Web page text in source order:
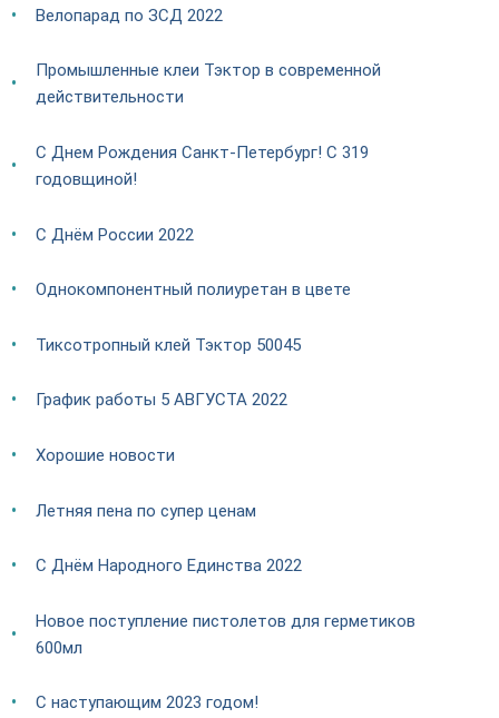
Велопарад по ЗСД 2022
Промышленные клеи Тэктор в современной
действительности
С Днем Рождения Санкт-Петербург! С 319
годовщиной!
С Днём России 2022
Однокомпонентный полиуретан в цвете
Тиксотропный клей Тэктор 50045
График работы 5 АВГУСТА 2022
Хорошие новости
Летняя пена по супер ценам
С Днём Народного Единства 2022
Новое поступление пистолетов для герметиков
600мл
С наступающим 2023 годом!